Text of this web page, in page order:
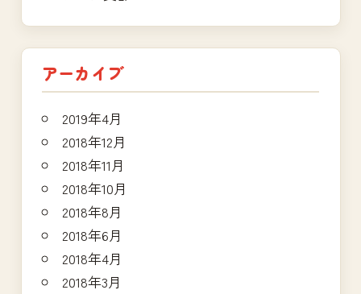
アーカイブ
2019年4月
2018年12月
2018年11月
2018年10月
2018年8月
2018年6月
2018年4月
2018年3月